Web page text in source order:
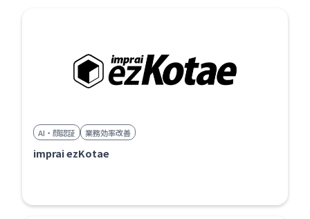
AI・顔認証 業務効率改善
imprai ezKotae